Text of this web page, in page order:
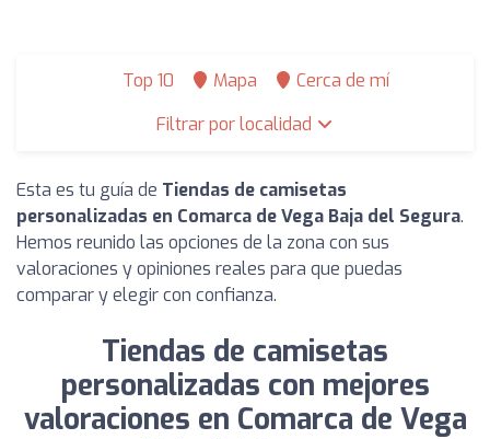
Top 10 Mapa
Cerca de mí
Filtrar por localidad
Esta es tu guía de Tiendas de camisetas
personalizadas en Comarca de Vega Baja del Segura.
Hemos reunido las opciones de la zona con sus
valoraciones y opiniones reales para que puedas
comparar y elegir con confianza.
Tiendas de camisetas
personalizadas con mejores
valoraciones en Comarca de Vega